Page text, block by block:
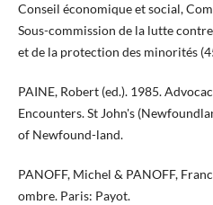
Conseil économique et social,
Sous-commission de la lutte
et de la protection des minorités
PAINE, Robert (ed.). 1985.
Encounters. St John's
of Newfound-land.
PANOFF, Michel & PANOFF,
ombre. Paris: Payot.